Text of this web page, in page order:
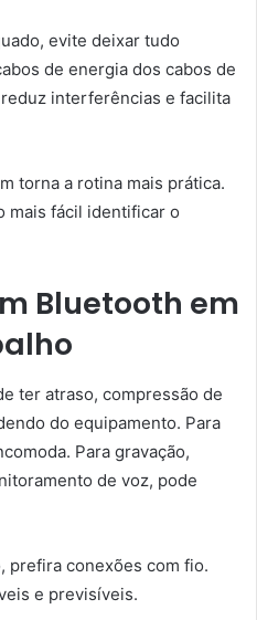
evite deixar tudo
de energia dos cabos de
interferências e facilita
torna a rotina mais prática.
mais fácil identificar o
Bluetooth em
ter atraso, compressão de
do equipamento. Para
Para gravação,
de voz, pode
prefira conexões com fio.
e previsíveis.